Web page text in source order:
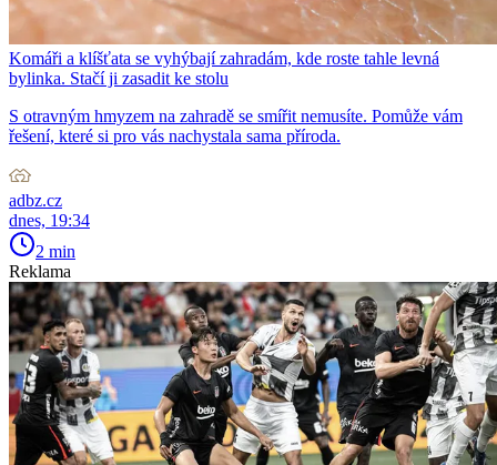
Komáři a klíšťata se vyhýbají zahradám, kde roste tahle levná
bylinka. Stačí ji zasadit ke stolu
S otravným hmyzem na zahradě se smířit nemusíte. Pomůže vám
řešení, které si pro vás nachystala sama příroda.
adbz.cz
dnes, 19:34
2 min
Reklama